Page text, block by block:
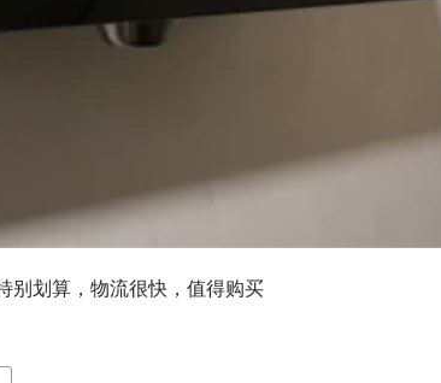
别划算，物流很快，值得购买